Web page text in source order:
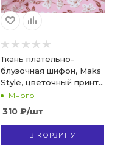
Ткань плательно-
блузочная шифон, Maks
Style, цветочный принт,
арт MS- 1234 D-74 C-1
Много
310 ₽/шт
В КОРЗИНУ